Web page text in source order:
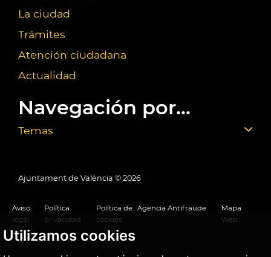
Utilizamos cookies
La ciudad
Trámites
Atención ciudadana
Actualidad
Navegación por...
Temas
Ajuntament de València © 2026
Aviso
legal
Política
privacidad
Política de
cookies
Agencia Antifraude
Mapa
Web